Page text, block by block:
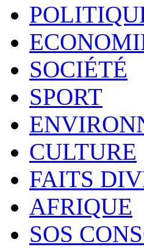
SOCIÉTÉ
SPORT
CULTURE
FAITS
AFRIQUE
SOS